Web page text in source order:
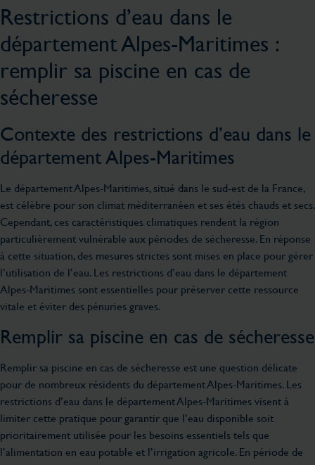
Restrictions d’eau dans le
département Alpes-Maritimes :
remplir sa piscine en cas de
sécheresse
Contexte des restrictions d’eau dans le
département Alpes-Maritimes
Le département Alpes-Maritimes, situé dans le sud-est de la France,
est célèbre pour son climat méditerranéen et ses étés chauds et secs.
Cependant, ces caractéristiques climatiques rendent la région
particulièrement vulnérable aux périodes de sécheresse. En réponse
à cette situation, des mesures strictes sont mises en place pour gérer
l’utilisation de l’eau. Les restrictions d’eau dans le département
Alpes-Maritimes sont essentielles pour préserver cette ressource
vitale et éviter des pénuries graves.
Remplir sa piscine en cas de sécheresse
Remplir sa piscine en cas de sécheresse est une question délicate
pour de nombreux résidents du département Alpes-Maritimes. Les
restrictions d’eau dans le département Alpes-Maritimes visent à
limiter cette pratique pour garantir que l’eau disponible soit
prioritairement utilisée pour les besoins essentiels tels que
l’alimentation en eau potable et l’irrigation agricole. En période de